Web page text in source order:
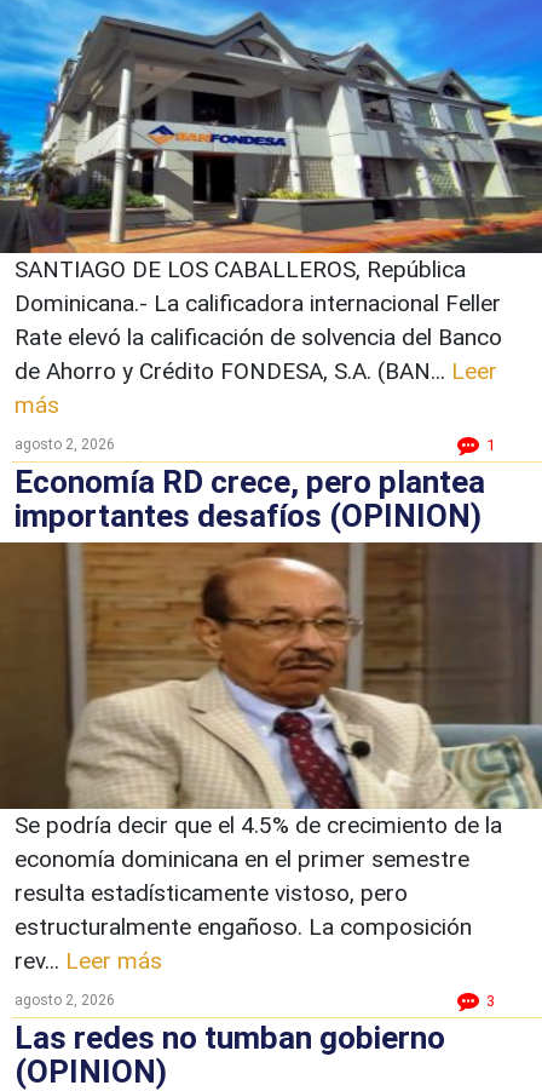
SANTIAGO DE LOS CABALLEROS, República
Dominicana.- La calificadora internacional Feller
Rate elevó la calificación de solvencia del Banco
de Ahorro y Crédito FONDESA, S.A. (BAN... Leer
más
agosto 2, 2026 1
Economía RD crece, pero plantea
importantes desafíos (OPINION)
Se podría decir que el 4.5% de crecimiento de la
economía dominicana en el primer semestre
resulta estadísticamente vistoso, pero
estructuralmente engañoso. La composición
rev... Leer más
agosto 2, 2026 3
Las redes no tumban gobierno
(OPINION)